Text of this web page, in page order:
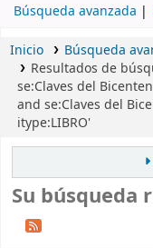
Búsqueda avanzada
Inicio
Búsqueda
Resultados de
se:Claves del
and se:Claves del
itype:LIBRO'
Su búsqueda